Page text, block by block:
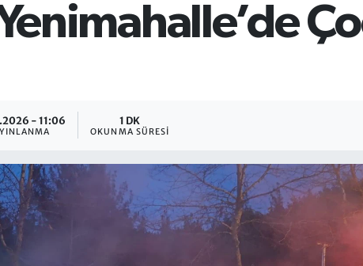
- 11:06 1 DK
OKUNMA SÜRESI